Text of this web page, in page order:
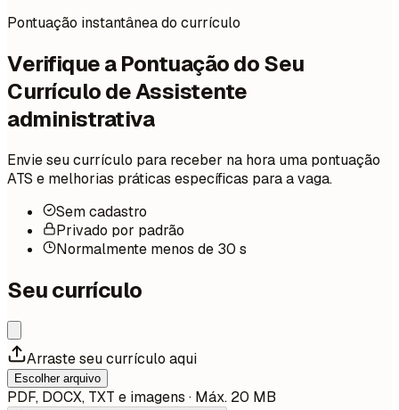
Pontuação instantânea do currículo
Verifique a Pontuação do Seu
Currículo de Assistente
administrativa
Envie seu currículo para receber na hora uma pontuação
ATS e melhorias práticas específicas para a vaga.
Sem cadastro
Privado por padrão
Normalmente menos de 30 s
Seu currículo
Arraste seu currículo aqui
Escolher arquivo
PDF, DOCX, TXT e imagens · Máx. 20 MB